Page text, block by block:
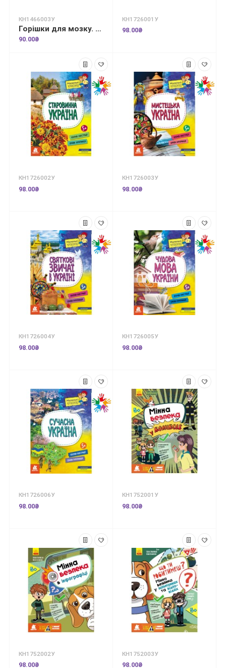
КН1466003У
Горішки для мозку. Зошит-тренажер для розвитку творчих та аналітичних здібностей
90.00₴
КН1726001У
98.00₴
КН1726002У
98.00₴
КН1726003У
98.00₴
КН1726004У
98.00₴
КН1726005У
98.00₴
КН1726006У
98.00₴
КН1752001У
98.00₴
КН1752002У
98.00₴
КН1752003У
98.00₴